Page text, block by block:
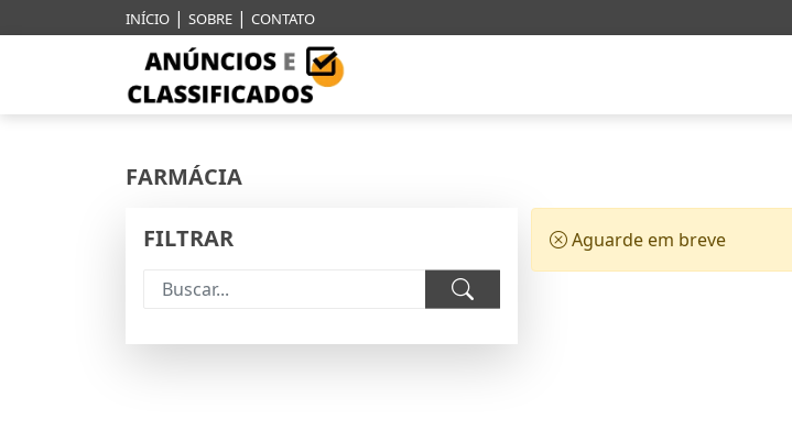
INÍCIO | SOBRE | CONTATO
FARMÁCIA
FILTRAR Aguarde em breve